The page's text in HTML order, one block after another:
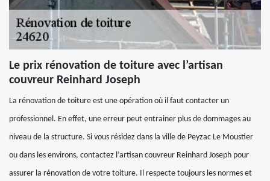
Le prix rénovation de toiture avec l’artisan
couvreur Reinhard Joseph
La rénovation de toiture est une opération où il faut contacter un
professionnel. En effet, une erreur peut entrainer plus de dommages au
niveau de la structure. Si vous résidez dans la ville de Peyzac Le Moustier
ou dans les environs, contactez l’artisan couvreur Reinhard Joseph pour
assurer la rénovation de votre toiture. Il respecte toujours les normes et